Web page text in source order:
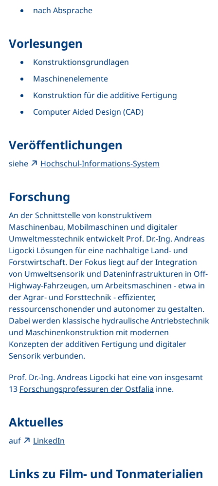
nach Absprache
Vorlesungen
Konstruktionsgrundlagen
Maschinenelemente
Konstruktion für die additive Fertigung
Computer Aided Design (CAD)
Veröffentlichungen
siehe Hochschul-Informations-System
Forschung
An der Schnittstelle von konstruktivem
Maschinenbau, Mobilmaschinen und digitaler
Umweltmesstechnik entwickelt Prof. Dr.-Ing. Andreas
Ligocki Lösungen für eine nachhaltige Land- und
Forstwirtschaft. Der Fokus liegt auf der Integration
von Umweltsensorik und Dateninfrastrukturen in Off-
Highway-Fahrzeugen, um Arbeitsmaschinen - etwa in
der Agrar- und Forsttechnik - effizienter,
ressourcenschonender und autonomer zu gestalten.
Dabei werden klassische hydraulische Antriebstechnik
und Maschinenkonstruktion mit modernen
Konzepten der additiven Fertigung und digitaler
Sensorik verbunden.
Prof. Dr.-Ing. Andreas Ligocki hat eine von insgesamt
13 Forschungsprofessuren der Ostfalia inne.
Aktuelles
auf LinkedIn
Links zu Film- und Tonmaterialien